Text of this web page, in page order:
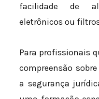
facilidade de
eletrônicos ou
Para profissionais
compreensão
a segurança